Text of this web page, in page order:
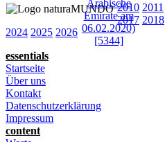
2010 2011
2017 2018
2024 2025 2026
essentials
Startseite
Über uns
Kontakt
Datenschutzerklärung
Impressum
content